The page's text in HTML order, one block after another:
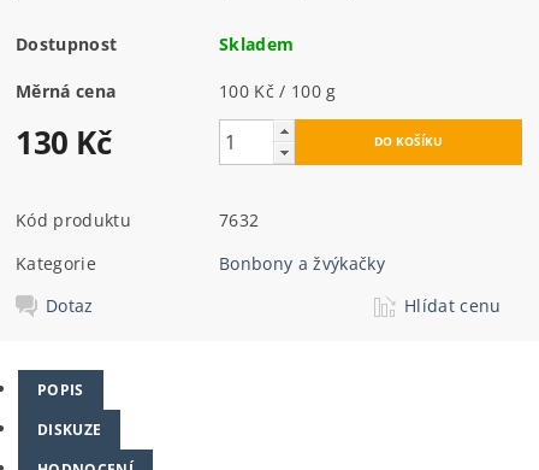
Dostupnost Skladem
Měrná cena 100 Kč / 100 g
130 Kč
Kód produktu
7632
Kategorie
Bonbony a žvýkačky
Dotaz
Hlídat cenu
POPIS
DISKUZE